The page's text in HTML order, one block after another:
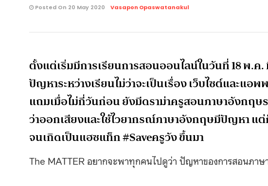
Posted On 20 May 2020 Vasapon Opaswatanakul
ตั้งแต่เริ่มมีการเรียนการสอนออนไลน์ในวันที่ 18 พ.
ปัญหาระหว่างเรียนไม่ว่าจะเป็นเรื่อง เว็บไซต์และแ
แถมเมื่อไม่กี่วันก่อน ยังมีดราม่าครูสอนภาษาอังกฤ
ว่าออกเสียงและใช้ไวยากรณ์ภาษาอังกฤษมีปัญหา
จนเกิดเป็นแฮซแท็ก #Saveครูวัง ขึ้นมา
The MATTER อยากจะพาทุกคนไปดูว่า ปัญหาของการสอนภาษ